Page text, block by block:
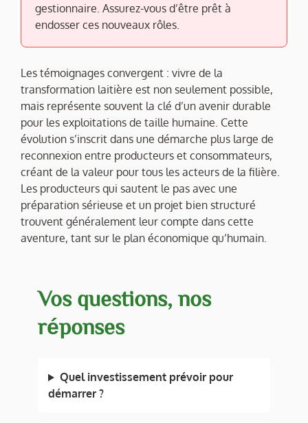
gestionnaire. Assurez-vous d’être prêt à
endosser ces nouveaux rôles.
Les témoignages convergent : vivre de la
transformation laitière est non seulement possible,
mais représente souvent la clé d’un avenir durable
pour les exploitations de taille humaine. Cette
évolution s’inscrit dans une démarche plus large de
reconnexion entre producteurs et consommateurs,
créant de la valeur pour tous les acteurs de la filière.
Les producteurs qui sautent le pas avec une
préparation sérieuse et un projet bien structuré
trouvent généralement leur compte dans cette
aventure, tant sur le plan économique qu’humain.
Vos questions, nos
réponses
Quel investissement prévoir pour
démarrer ?